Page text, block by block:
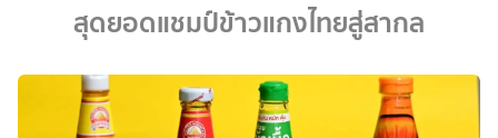
สุดยอดแชมป์ข้าวแกงไทยสู่สากล